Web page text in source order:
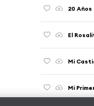
20 Años
El
Mi
Mi